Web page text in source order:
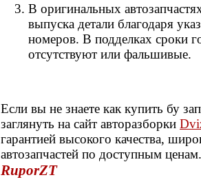
В оригинальных
выпуска детали благодаря
номеров. В подделках сроки
отсутствуют или фальшивые.
Если вы не знаете как купить бу
заглянуть на сайт авторазборки
гарантией высокого качества,
автозапчастей по доступным ценам.
RuporZT